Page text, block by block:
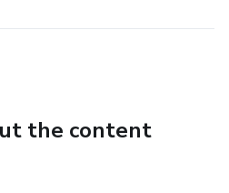
despre finanțe. Este o
a nu mai accepta limitările ca
să-ți întărești deciziile,
mergi cu mai multă încredere
the content